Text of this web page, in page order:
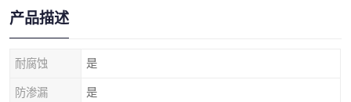
产品描述
耐腐蚀 是
防渗漏 是